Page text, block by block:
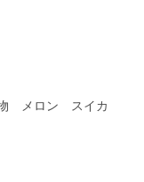
メロン スイカ